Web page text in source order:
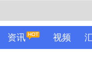
资讯 视频